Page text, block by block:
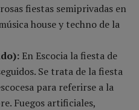
fiestas semiprivadas en
house y techno de la
En Escocia la fiesta de
Se trata de la fiesta
para referirse a la
Fuegos artificiales,